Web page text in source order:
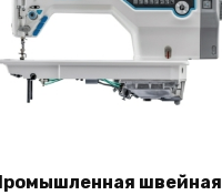
швейная